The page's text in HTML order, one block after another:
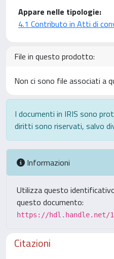
Appare nelle tipologie:
4.1 Contributo in Atti di
File in questo prodotto:
Non ci sono file associati a
I documenti in IRIS sono
diritti sono riservati, salvo
Informazioni
Utilizza questo
questo documento:
https://hdl.handle.net/
Citazioni